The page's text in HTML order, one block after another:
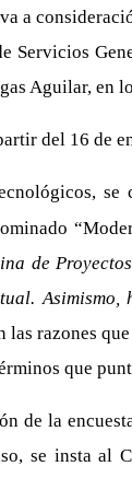
a
Aguilar, en
del 16 de
de
las razones
que
de la
se insta al